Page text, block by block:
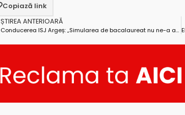
Copiază link
ȘTIREA ANTERIOARĂ
Conducerea ISJ Argeș: „Simularea de bacalaureat nu ne-a adus satisfacțiile pe care noi le-am fi dorit”